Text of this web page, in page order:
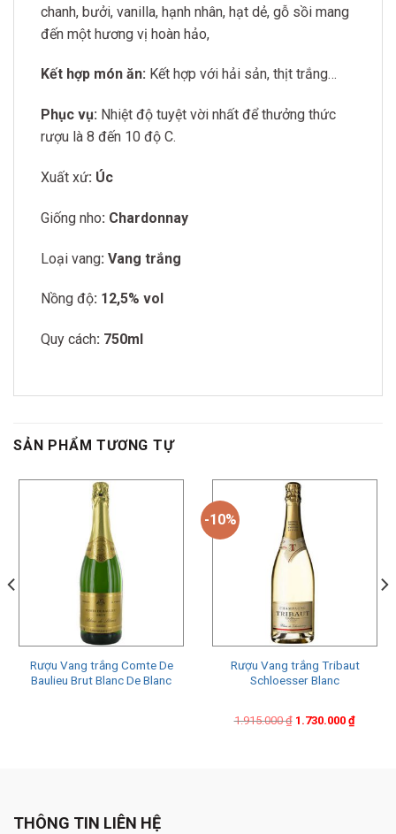
chanh, bưởi, vanilla, hạnh nhân, hạt dẻ, gỗ sồi mang
đến một hương vị hoàn hảo,
Kết hợp món ăn: Kết hợp với hải sản, thịt trắng…
Phục vụ: Nhiệt độ tuyệt vời nhất để thưởng thức
rượu là 8 đến 10 độ C.
Xuất xứ: Úc
Giống nho: Chardonnay
Loại vang: Vang trắng
Nồng độ: 12,5% vol
Quy cách: 750ml
SẢN PHẨM TƯƠNG TỰ
Rượu Vang trắng Comte De
Baulieu Brut Blanc De Blanc
-10%
Rượu Vang trắng Tribaut
Schloesser Blanc
1.915.000₫
Original
1.730.000₫
Current
THÔNG TIN LIÊN HỆ